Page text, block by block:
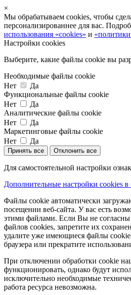
×
Мы обрабатываем cookies, чтобы
персонализированнее для вас.
использования «cookies» и
Настройки cookies
Выберите, какие файлы cookie вы
Необходимые файлы cookie
Нет
Да
Функциональные файлы cookie
Нет
Да
Аналитические файлы cookie
Нет
Да
Маркетинговые файлы cookie
Нет
Да
Принять все Отклонить все
Для самостоятельной настройки
Дополнительные настройки cookies в
Файлы cookie автоматически
посещении веб-сайта. У вас есть
этими файлами. Если Вы не согласны
файлов cookies, запретите их
удалите уже имеющиеся файлы
браузера или прекратите
При отключении обработки cookie
функционировать, однако будут
исключительно необходимые
работа ресурса невозможна.